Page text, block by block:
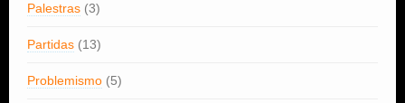
Palestras (3)
Partidas (13)
Problemismo (5)